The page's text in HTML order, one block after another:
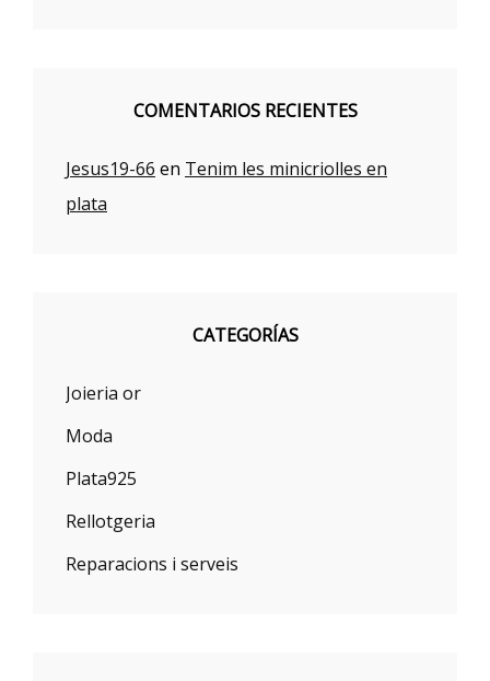
COMENTARIOS RECIENTES
Jesus19-66 en Tenim les minicriolles en
plata
CATEGORÍAS
Joieria or
Moda
Plata925
Rellotgeria
Reparacions i serveis